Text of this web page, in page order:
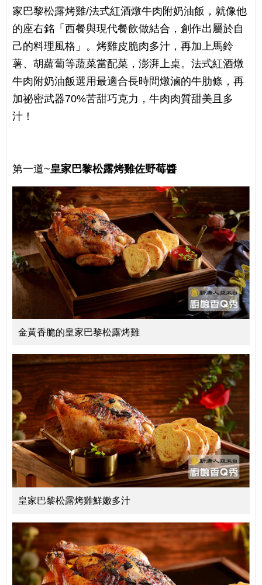
家巴黎松露烤雞/法式紅酒燉牛肉附奶油飯，就像他
的座右銘「西餐與現代餐飲做結合，創作出屬於自
己的料理風格」。烤雞皮脆肉多汁，再加上馬鈴
薯、胡蘿蔔等蔬菜當配菜，澎湃上桌。法式紅酒燉
牛肉附奶油飯選用最適合長時間燉滷的牛肋條，再
加祕密武器70%苦甜巧克力，牛肉肉質甜美且多
汁！
第一道~皇家巴黎松露烤雞佐野莓醬
金黃香脆的皇家巴黎松露烤雞
皇家巴黎松露烤雞鮮嫩多汁